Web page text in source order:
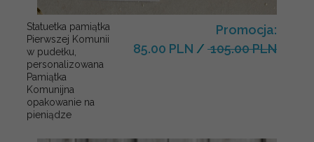
Statuetka pamiątka
Pierwszej Komunii
w pudełku,
personalizowana
Pamiątka
Komunijna
opakowanie na
pieniądze
Promocja:
85.00 PLN / 105.00 PLN